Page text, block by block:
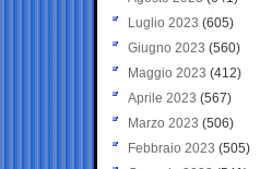
Luglio 2023 (605)
Giugno 2023 (560)
Maggio 2023 (412)
Aprile 2023 (567)
Marzo 2023 (506)
Febbraio 2023 (505)